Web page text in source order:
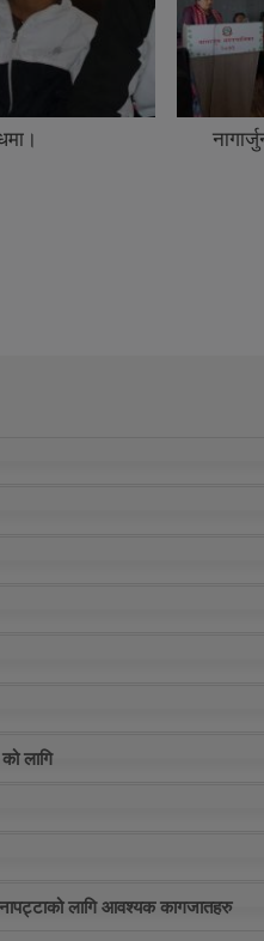
लागि
लागि आवश्यक कागजातहरु